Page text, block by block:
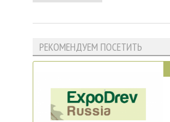
РЕКОМЕНДУЕМ ПОСЕТИТЬ